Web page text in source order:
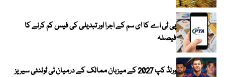
پی ٹی اے کا ای سم کے اجرا اور تبدیلی کی فیس کم کرنے کا
فیصلہ
ورلڈ کپ 2027 کے میزبان ممالک کے درمیان ٹی ٹوئنٹی سیریز